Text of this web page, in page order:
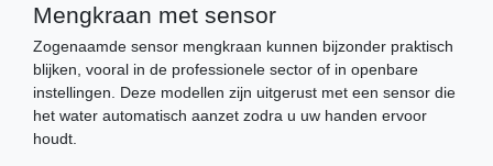
Mengkraan met sensor
Zogenaamde sensor mengkraan kunnen bijzonder praktisch
blijken, vooral in de professionele sector of in openbare
instellingen. Deze modellen zijn uitgerust met een sensor die
het water automatisch aanzet zodra u uw handen ervoor
houdt.